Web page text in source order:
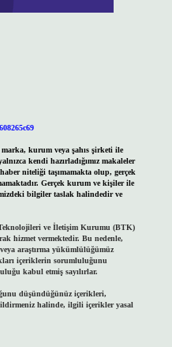
kurum veya şahıs şirketi ile
kendi hazırladığımız makaleler
niteliği taşımamakta olup, gerçek
Gerçek kurum ve kişiler ile
bilgiler taslak halindedir ve
ve İletişim Kurumu (BTK)
hizmet vermektedir. Bu nedenle,
araştırma yükümlülüğümüz
içeriklerin sorumluluğunu
kabul etmiş sayılırlar.
düşündüğünüz içerikleri,
halinde, ilgili içerikler yasal